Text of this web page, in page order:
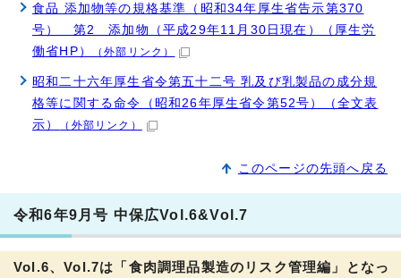
食品 添加物等の規格基準（昭和34年厚生省告示第370
号） 第2 添加物（平成29年11月30日現在）（厚生労
働省HP）
（外部リンク）
昭和二十六年厚生省令第五十二号 乳及び乳製品の成分規
格等に関する命令（昭和26年厚生省令第52号）（全文表
示）
（外部リンク）
このページの先頭へ戻る
令和6年9月号 中保広Vol.6&Vol.7
Vol.6、Vol.7は「食肉調理品製造のリスク管理編」となっ